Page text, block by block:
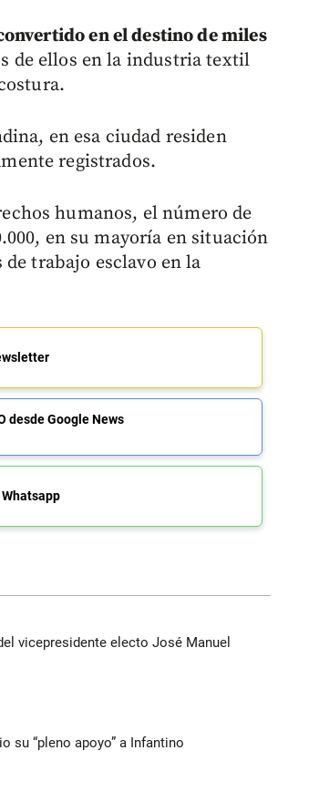
en el destino de miles
de ellos en la industria textil
en esa ciudad residen
registrados.
humanos, el número de
en su mayoría en situación
trabajo esclavo en la
desde Google News
vicepresidente electo José Manuel
su “pleno apoyo” a Infantino